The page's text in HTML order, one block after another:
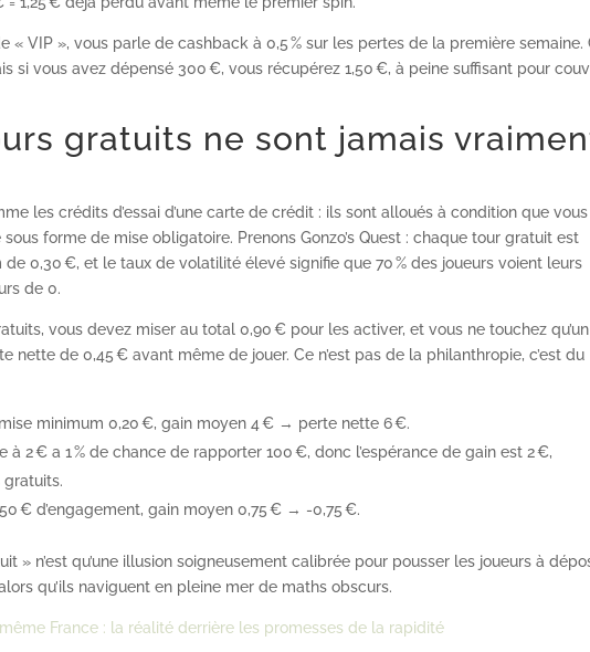
« VIP », vous parle de cashback à 0,5 % sur les pertes de la première semaine.
si vous avez dépensé 300 €, vous récupérez 1,50 €, à peine suffisant pour
gratuits ne sont jamais
les crédits d’essai d’une carte de crédit : ils sont alloués à condition que vous
forme de mise obligatoire. Prenons Gonzo’s Quest : chaque tour gratuit est
0,30 €, et le taux de volatilité élevé signifie que 70 % des joueurs voient leurs
de 0.
vous devez miser au total 0,90 € pour les activer, et vous ne touchez qu’un
nette de 0,45 € avant même de jouer. Ce n’est pas de la philanthropie, c’est du
minimum 0,20 €, gain moyen 4 € → perte nette 6 €.
2 € a 1 % de chance de rapporter 100 €, donc l’espérance de gain est 2 €,
€ d’engagement, gain moyen 0,75 € → -0,75 €.
» n’est qu’une illusion soigneusement calibrée pour pousser les joueurs à
qu’ils naviguent en pleine mer de maths obscurs.
France : la réalité derrière les promesses de la rapidité